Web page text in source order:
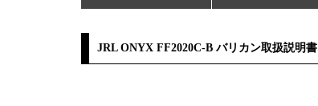
JRL ONYX FF2020C-B バリカン取扱説明書